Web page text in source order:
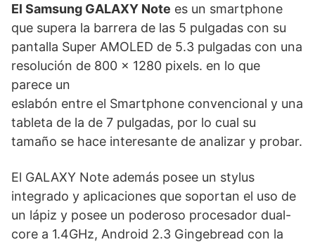
El Samsung GALAXY Note es un smartphone
que supera la barrera de las 5 pulgadas con su
pantalla Super AMOLED de 5.3 pulgadas con una
resolución de 800 x 1280 pixels. en lo que
parece un
eslabón entre el Smartphone convencional y una
tableta de la de 7 pulgadas, por lo cual su
tamaño se hace interesante de analizar y probar.
El GALAXY Note además posee un stylus
integrado y aplicaciones que soportan el uso de
un lápiz y posee un poderoso procesador dual-
core a 1.4GHz, Android 2.3 Gingebread con la